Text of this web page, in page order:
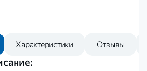
Характеристики Отзывы